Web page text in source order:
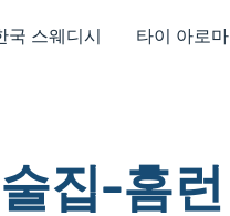
국 스웨디시 타이 아로마
집-홈런